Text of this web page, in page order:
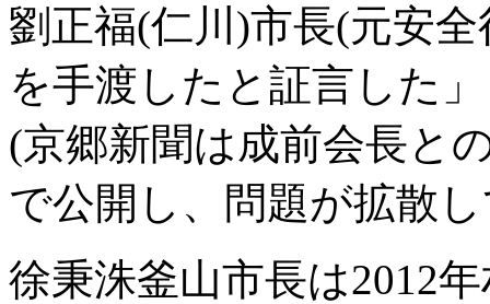
劉正福(仁川)市長(元安
を手渡したと証言した
(京郷新聞は成前会長と
で公開し、問題が拡散
徐秉洙釜山市長は2012